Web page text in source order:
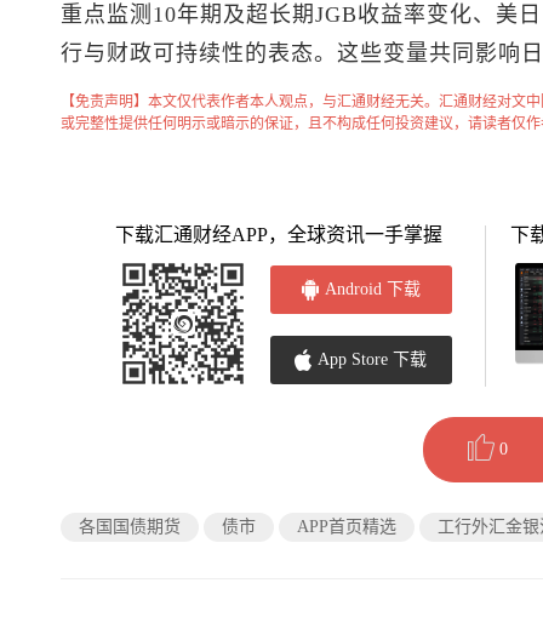
重点监测10年期及超长期JGB收益率变化、美
行与财政可持续性的表态。这些变量共同影响
【免责声明】本文仅代表作者本人观点，与汇通财经无关。汇通财经对文
或完整性提供任何明示或暗示的保证，且不构成任何投资建议，请读者仅
下载汇通财经APP，全球资讯一手掌握
Android 下载
App Store 下载
下
0
各国国债期货 债市 APP首页精选 工行外汇金银